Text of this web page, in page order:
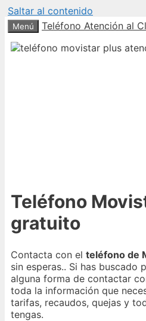
Saltar al contenido
Menú Teléfono Atención al
Teléfono
gratuito
Contacta con el teléfono de
sin esperas.. Si has buscado
alguna forma de contactar
toda la información que
tarifas, recaudos, quejas y
tengas.